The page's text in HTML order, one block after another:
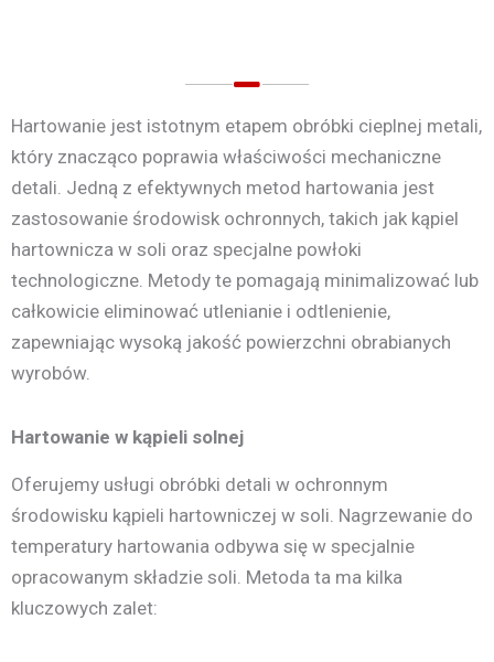
Hartowanie jest istotnym etapem obróbki cieplnej metali,
który znacząco poprawia właściwości mechaniczne
detali. Jedną z efektywnych metod hartowania jest
zastosowanie środowisk ochronnych, takich jak kąpiel
hartownicza w soli oraz specjalne powłoki
technologiczne. Metody te pomagają minimalizować lub
całkowicie eliminować utlenianie i odtlenienie,
zapewniając wysoką jakość powierzchni obrabianych
wyrobów.
Hartowanie w kąpieli solnej
Oferujemy usługi obróbki detali w ochronnym
środowisku kąpieli hartowniczej w soli. Nagrzewanie do
temperatury hartowania odbywa się w specjalnie
opracowanym składzie soli. Metoda ta ma kilka
kluczowych zalet: